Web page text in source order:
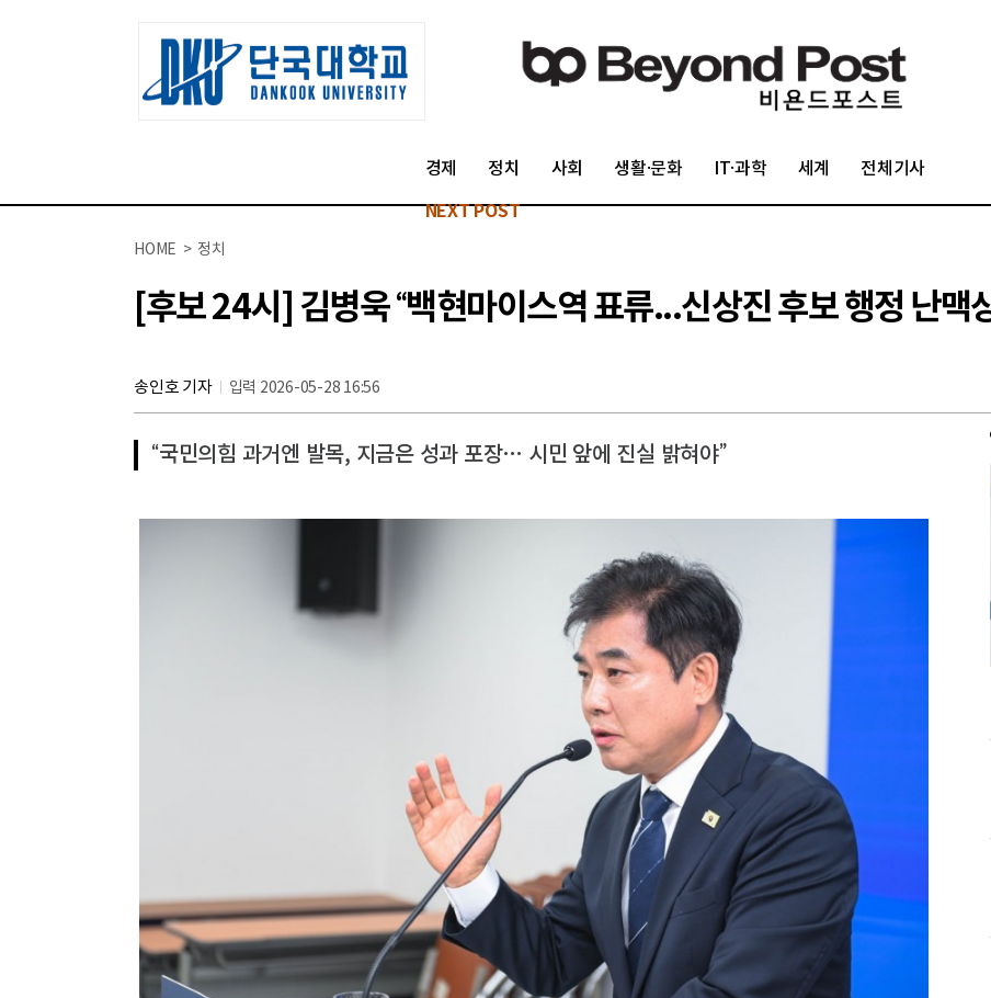
경제 정치 사회 생활·문화 IT·과학 세계 전체기사
NEXT POST
HOME > 정치
[후보 24시] 김병욱 “백현마이스역 표류...신상진 후보 행정 난맥
송인호 기자 입력 2026-05-28 16:56
“국민의힘 과거엔 발목, 지금은 성과 포장… 시민 앞에 진실 밝혀야”